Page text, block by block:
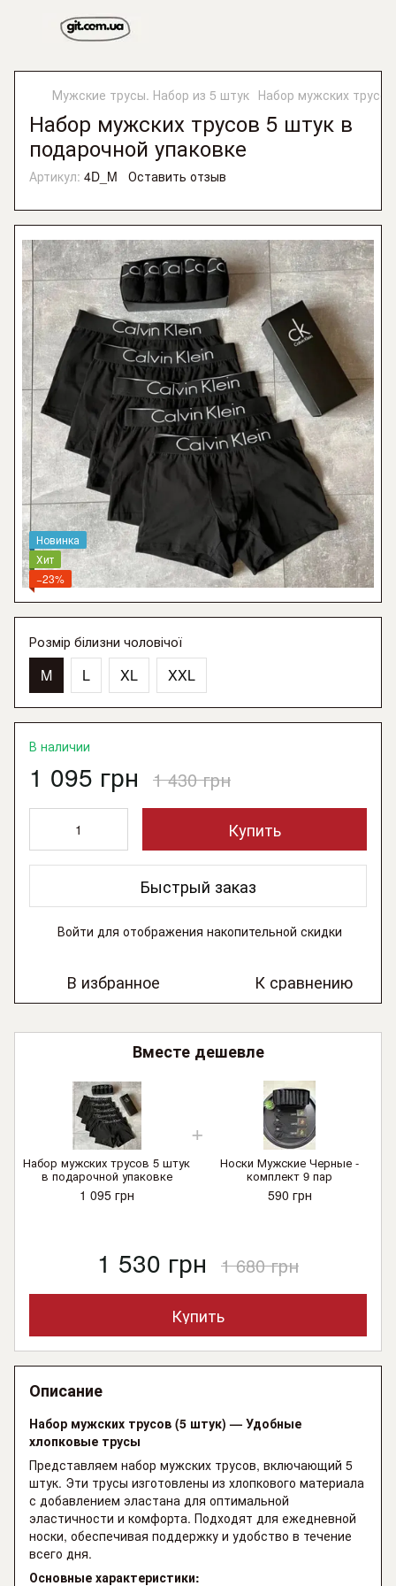
Мужские трусы. Набор из 5 штук Набор мужских
Набор мужских трусов 5 штук в
подарочной упаковке
Артикул: 4D_M Оставить отзыв
Новинка
Хит
−23%
Розмір білизни чоловічої
M L XL XXL
В наличии
1 095 грн 1 430 грн
Купить
Быстрый заказ
Войти для отображения накопительной скидки
В избранное К сравнению
Вместе дешевле
Набор мужских трусов 5 штук
в подарочной упаковке
1 095 грн
Носки Мужские Черные -
комплект 9 пар
590 грн
1 530 грн 1 680 грн
Купить
Описание
Набор мужских трусов (5 штук) — Удобные
хлопковые трусы
Представляем набор мужских трусов, включающий 5
штук. Эти трусы изготовлены из хлопкового материала
с добавлением эластана для оптимальной
эластичности и комфорта. Подходят для ежедневной
носки, обеспечивая поддержку и удобство в течение
всего дня.
Основные характеристики: